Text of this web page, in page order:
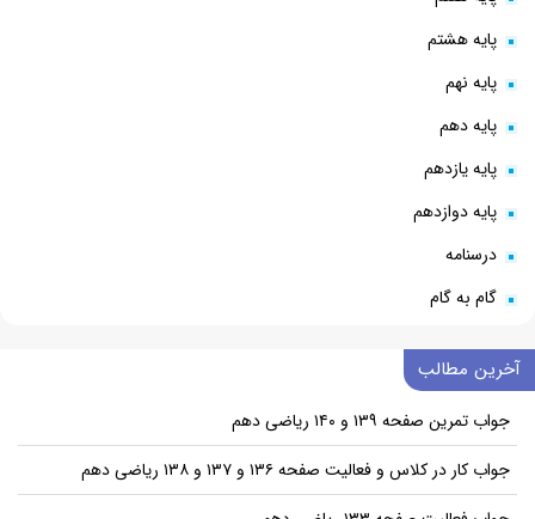
پایه هشتم
پایه نهم
پایه دهم
پایه یازدهم
پایه دوازدهم
درسنامه
گام به گام
آخرین مطالب
جواب تمرین صفحه ۱۳۹ و ۱۴۰ ریاضی دهم
جواب کار در کلاس و فعالیت صفحه ۱۳۶ و ۱۳۷ و ۱۳۸ ریاضی دهم